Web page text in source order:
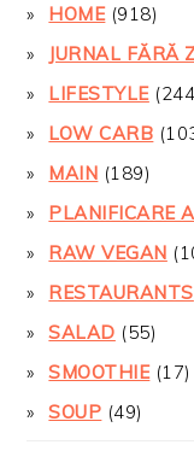
HOME(918)
JURNAL FĂRĂ
LIFESTYLE
LOW CARB
MAIN (189)
PLANIFICARE
RAW VEGAN
RESTAURANTS
SALAD (55)
SMOOTHIE(17)
SOUP (49)